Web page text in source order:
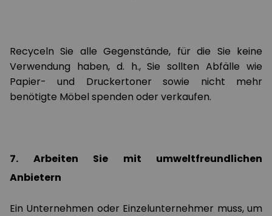
Recyceln Sie alle Gegenstände, für die Sie keine
Verwendung haben, d. h., Sie sollten Abfälle wie
Papier- und Druckertoner sowie nicht mehr
benötigte Möbel spenden oder verkaufen.
7. Arbeiten Sie mit umweltfreundlichen
Anbietern
Ein Unternehmen oder Einzelunternehmer muss, um